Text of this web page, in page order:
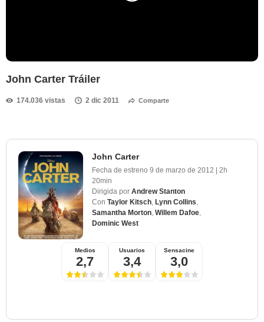
John Carter Tráiler
174.036 vistas 2 dic 2011 Comparte
John Carter
Fecha de estreno 9 de marzo de 2012 | 2h
20min
Dirigida por Andrew Stanton
Con Taylor Kitsch Lynn Collins
Samantha Morton Willem Dafoe
Dominic West
Medios
2,7
Usuarios
3,4
Sensacine
3,0